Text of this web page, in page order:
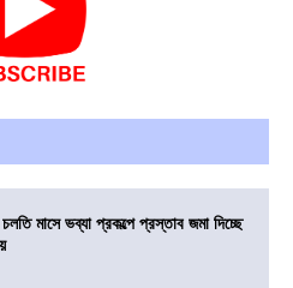
চলতি মাসে ভব্যা প্রকল্পে প্রস্তাব জমা দিচ্ছে